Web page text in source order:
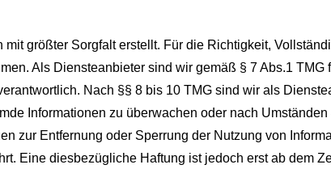
größter Sorgfalt erstellt. Für die Richtigkeit,
Als Diensteanbieter sind wir gemäß § 7 Abs.1 TMG
Nach §§ 8 bis 10 TMG sind wir als
Informationen zu überwachen oder nach
zur Entfernung oder Sperrung der Nutzung von
Eine diesbezügliche Haftung ist jedoch erst ab dem